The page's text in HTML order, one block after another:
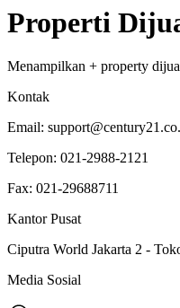
Properti
Menampilkan + property
Kontak
Email:
Telepon: 021-2988-2121
Fax: 021-29688711
Kantor Pusat
Ciputra World Jakarta 2 -
Media Sosial